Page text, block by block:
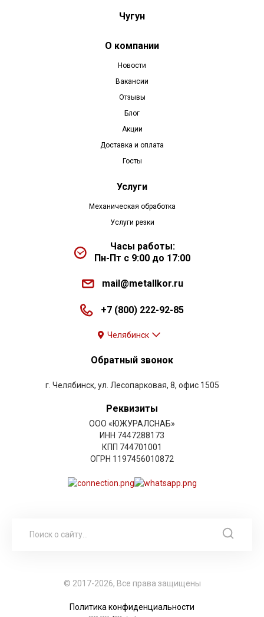
Чугун
О компании
Новости
Вакансии
Отзывы
Блог
Акции
Доставка и оплата
Госты
Услуги
Механическая обработка
Услуги резки
Часы работы:
Пн-Пт с 9:00 до 17:00
mail@metallkor.ru
+7 (800) 222-92-85
Челябинск
Обратный звонок
г. Челябинск, ул. Лесопарковая, 8, офис 1505
Реквизиты
ООО «ЮЖУРАЛСНАБ»
ИНН 7447288173
КПП 744701001
ОГРН 1197456010872
© 2017-2026, Все права защищены
Политика конфиденциальности